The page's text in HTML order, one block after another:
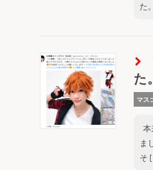
た
た。
マス
本
ま
そ